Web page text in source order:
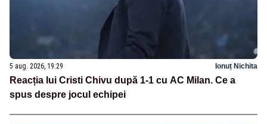
5 aug. 2026, 19:29 Ionuț Nichita
Reacția lui Cristi Chivu după 1-1 cu AC Milan. Ce a
spus despre jocul echipei